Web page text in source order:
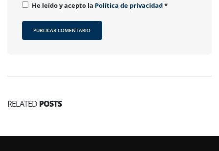
He leído y acepto la Política de privacidad*
RELATED POSTS